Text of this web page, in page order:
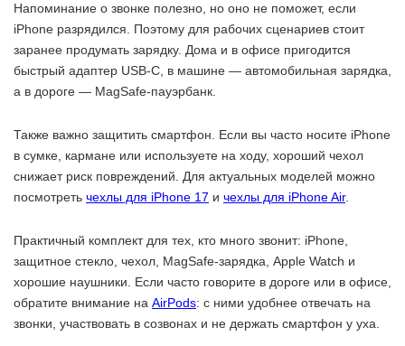
Напоминание о звонке полезно, но оно не поможет, если
iPhone разрядился. Поэтому для рабочих сценариев стоит
заранее продумать зарядку. Дома и в офисе пригодится
быстрый адаптер USB-C, в машине — автомобильная зарядка,
а в дороге — MagSafe-пауэрбанк.
Также важно защитить смартфон. Если вы часто носите iPhone
в сумке, кармане или используете на ходу, хороший чехол
снижает риск повреждений. Для актуальных моделей можно
посмотреть чехлы для iPhone 17 и чехлы для iPhone Air.
Практичный комплект для тех, кто много звонит: iPhone,
защитное стекло, чехол, MagSafe-зарядка, Apple Watch и
хорошие наушники. Если часто говорите в дороге или в офисе,
обратите внимание на AirPods: с ними удобнее отвечать на
звонки, участвовать в созвонах и не держать смартфон у уха.